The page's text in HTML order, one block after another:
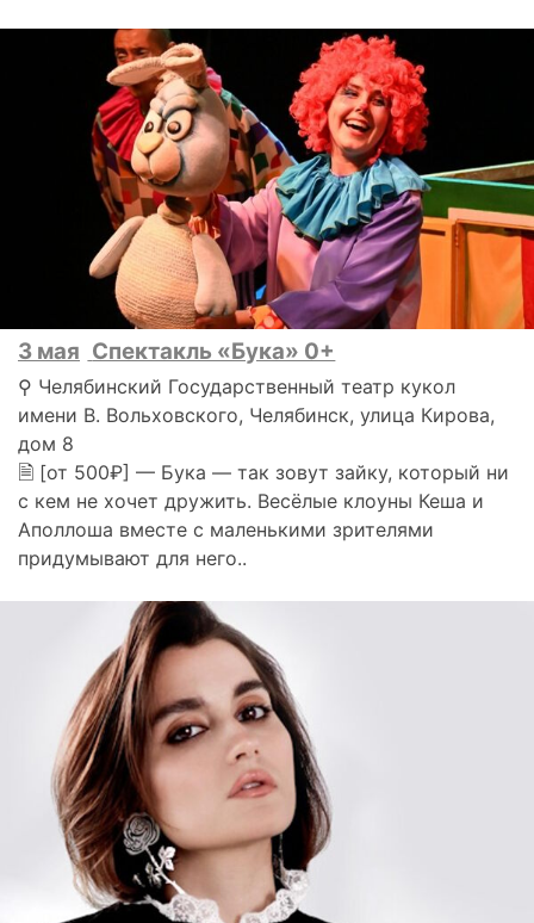
3 мая Спектакль «Бука» 0+
⚲ Челябинский Государственный театр кукол
имени В. Вольховского, Челябинск, улица Кирова,
дом 8
🗎 [от 500₽] — Бука — так зовут зайку, который ни
с кем не хочет дружить. Весёлые клоуны Кеша и
Аполлоша вместе с маленькими зрителями
придумывают для него..